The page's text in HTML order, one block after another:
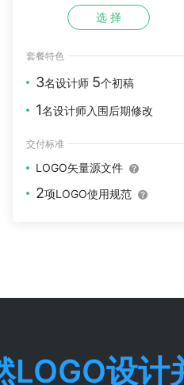
选 择
套餐特色
3名设计师 5个初稿
1名设计师入围后期修改
交付标准
LOGO矢量源文件
2项LOGO使用规范
LOGO设计